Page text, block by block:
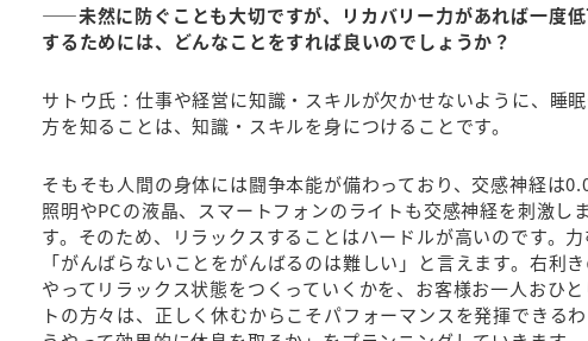
――未然に防ぐことも大切ですが、リカバリー力があれば一度
するためには、どんなことをすれば良いのでしょうか？
サトウ氏：仕事や経営に知識・スキルが欠かせないように、睡
方を知ることは、知識・スキルを身につけることです。
そもそも人間の身体には闘争本能が備わっており、交感神経は
照明やPCの液晶、スマートフォンのライトも交感神経を刺激
す。そのため、リラックスすることはハードルが高いのです。
「がんばらないことをがんばるのは難しい」と言えます。右利
やってリラックス状態をつくっていくかを、お客様お一人おひ
トの方々は、正しく休むからこそパフォーマンスを発揮できる